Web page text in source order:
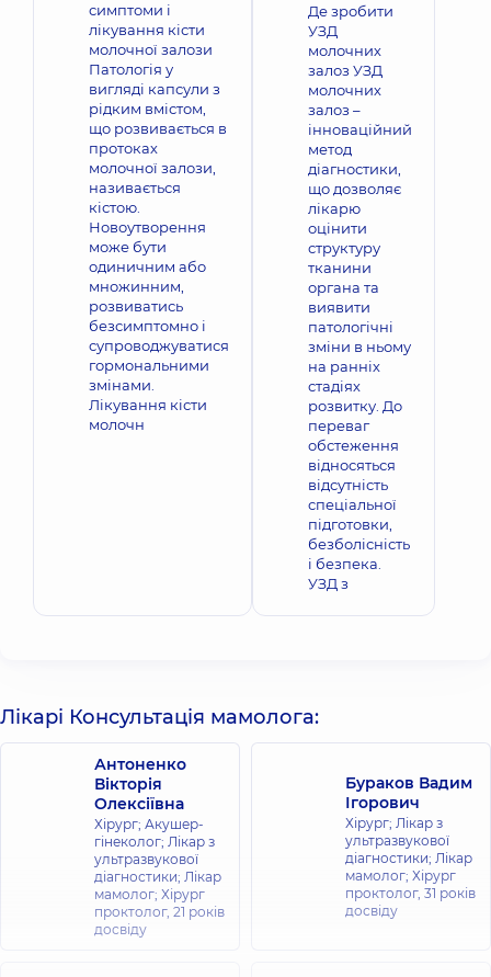
симптоми і
лікування кісти
молочної залози
Патологія у
вигляді капсули з
рідким вмістом,
що розвивається в
протоках
молочної залози,
називається
кістою.
Новоутворення
може бути
одиничним або
множинним,
розвиватись
безсимптомно і
супроводжуватися
гормональними
змінами.
Лікування кісти
молочн
Де зробити
УЗД
молочних
залоз УЗД
молочних
залоз –
інноваційний
метод
діагностики,
що дозволяє
лікарю
оцінити
структуру
тканини
органа та
виявити
патологічні
зміни в ньому
на ранніх
стадіях
розвитку. До
переваг
обстеження
відносяться
відсутність
спеціальної
підготовки,
безболісність
і безпека.
УЗД з
Лікарі Консультація мамолога:
Антоненко
Вікторія
Олексіївна
Хірург; Акушер-
гінеколог; Лікар з
ультразвукової
діагностики; Лікар
мамолог; Хірург
проктолог, 21 років
досвіду
Бураков Вадим
Ігорович
Хірург; Лікар з
ультразвукової
діагностики; Лікар
мамолог; Хірург
проктолог, 31 років
досвіду